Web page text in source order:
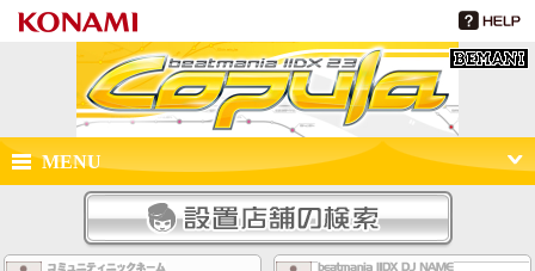
beatmania IIDX 23 copula
MENU
設置店舗